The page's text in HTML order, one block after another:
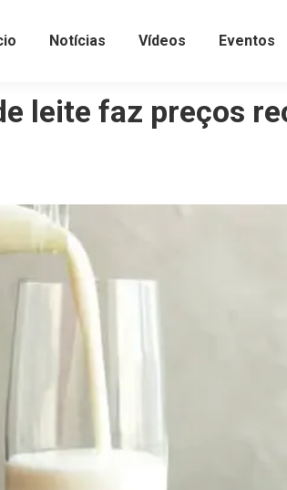
Notícias Vídeos Eventos
leite faz preços